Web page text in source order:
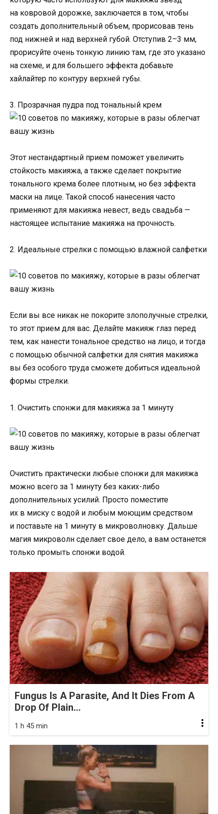
на ковровой дорожке, заключается в том, чтобы
создать дополнительный объем, прорисовав тень
под нижней и над верхней губой. Отступив 2–3 мм,
прорисуйте очень тонкую линию там, где это указано
на схеме, и для большего эффекта добавьте
хайлайтер по контуру верхней губы.
3. Прозрачная пудра под тональный крем
Этот нестандартный прием поможет увеличить
стойкость макияжа, а также сделает покрытие
тонального крема более плотным, но без эффекта
маски на лице. Такой способ нанесения часто
применяют для макияжа невест, ведь свадьба —
настоящее испытание макияжа на прочность.
2. Идеальные стрелки с помощью влажной салфетки
Если вы все никак не покорите злополучные стрелки,
то этот прием для вас. Делайте макияж глаз перед
тем, как нанести тональное средство на лицо, и тогда
с помощью обычной салфетки для снятия макияжа
вы без особого труда сможете добиться идеальной
формы стрелки.
1. Очистить спонжи для макияжа за 1 минуту
Очистить практически любые спонжи для макияжа
можно всего за 1 минуту без каких-либо
дополнительных усилий. Просто поместите
их в миску с водой и любым моющим средством
и поставьте на 1 минуту в микроволновку. Дальше
магия микроволн сделает свое дело, а вам останется
только промыть спонжи водой.
Fungus Is A Parasite, And It Dies From A
Drop Of Plain...
1 h 45 min